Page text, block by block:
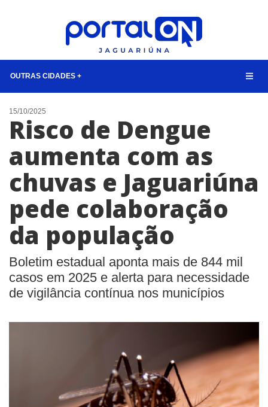
OUTRAS CIDADES +
NOTÍCIAS
LISTA DIGITAL
CONTATO
ANUNCIE
BUSCAR
15/10/2025
Risco de Dengue
aumenta com as
chuvas e Jaguariúna
pede colaboração
da população
Boletim estadual aponta mais de 844 mil
casos em 2025 e alerta para necessidade
de vigilância contínua nos municípios